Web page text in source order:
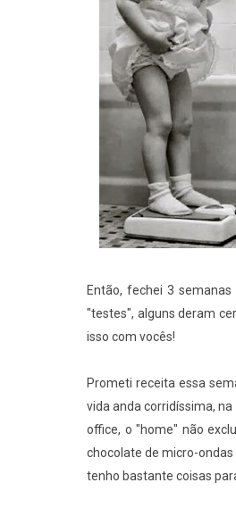
Então, fechei 3
"testes", alguns deram
isso com vocês!
Prometi receita essa
vida anda corridíssima,
office, o "home" não
chocolate de micro-
tenho bastante coisas